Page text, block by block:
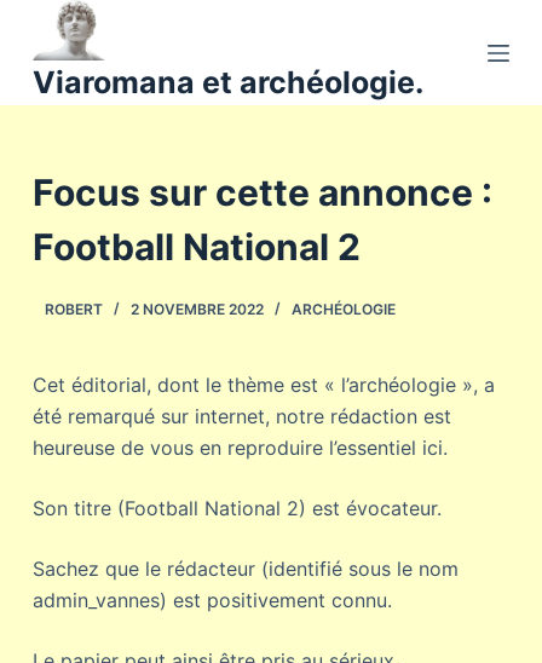
a
n
Viaromana et archéologie.
Focus sur cette annonce :
Football National 2
ROBERT 2 NOVEMBRE 2022 ARCHÉOLOGIE
Cet éditorial, dont le thème est « l’archéologie », a
été remarqué sur internet, notre rédaction est
heureuse de vous en reproduire l’essentiel ici.
Son titre (Football National 2) est évocateur.
Sachez que le rédacteur (identifié sous le nom
admin_vannes) est positivement connu.